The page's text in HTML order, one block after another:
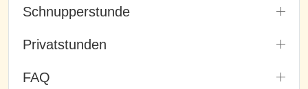
Schnupperstunde
Privatstunden
FAQ